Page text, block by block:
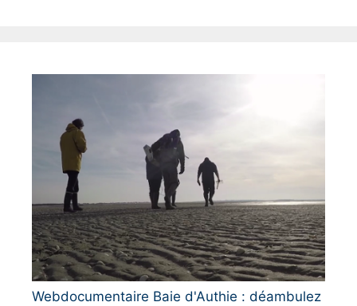
Webdocumentaire Baie d'Authie : déambulez